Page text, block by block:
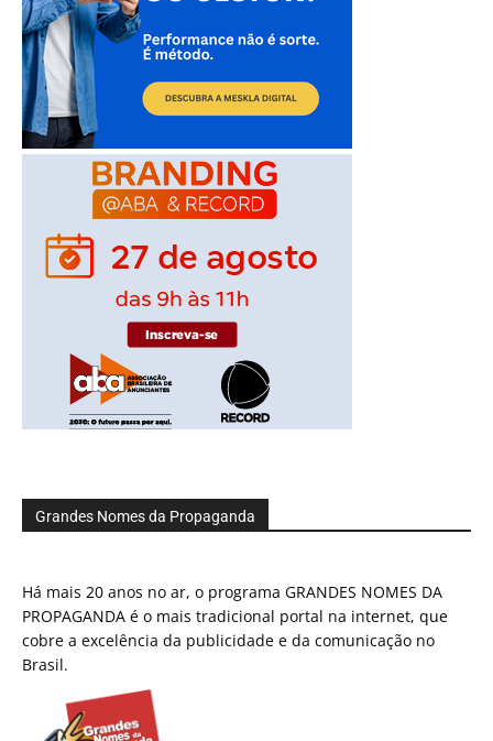
Grandes Nomes da Propaganda
Há mais 20 anos no ar, o programa GRANDES NOMES DA
PROPAGANDA é o mais tradicional portal na internet, que
cobre a excelência da publicidade e da comunicação no
Brasil.